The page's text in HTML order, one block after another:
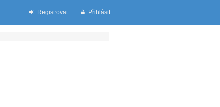
Registrovat Přihlásit